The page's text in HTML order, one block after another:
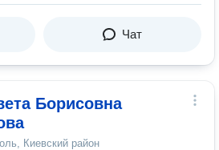
Чат
Борисовна
Киевский район